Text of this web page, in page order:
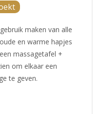
maken van alle
en warme hapjes
massagetafel +
om elkaar een
te geven.